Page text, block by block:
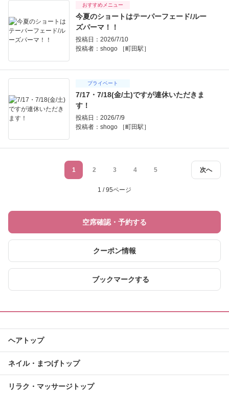
おすすめメニュー
今夏のショートはテーパーフェード/ルー
ズパーマ！！
投稿日：2026/7/10
投稿者： shogo ［町田駅］
プライベート
7/17・7/18(金/土)ですが連休いただきま
す！
投稿日：2026/7/9
投稿者： shogo ［町田駅］
次へ
1 2 3 4 5
1 / 95ページ
空席確認・予約する
クーポン情報
ブックマークする
ヘアトップ
ネイル・まつげトップ
リラク・マッサージトップ